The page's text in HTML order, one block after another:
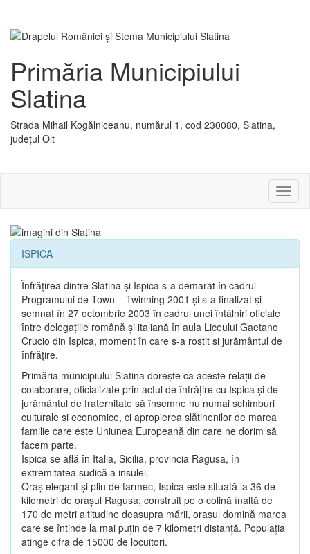
Primăria Municipiului
Slatina
Strada Mihail Kogălniceanu, numărul 1, cod 230080, Slatina,
județul Olt
sau
ISPICA
Înfrăţirea dintre Slatina şi Ispica s-a demarat în cadrul
Programului de Town – Twinning 2001 şi s-a finalizat şi
semnat în 27 octombrie 2003 în cadrul unei întâlniri oficiale
între delegaţiile română şi italiană în aula Liceului Gaetano
Crucio din Ispica, moment în care s-a rostit şi jurământul de
înfrăţire.
Primăria municipiului Slatina doreşte ca aceste relaţii de
colaborare, oficializate prin actul de înfrăţire cu Ispica şi de
jurământul de fraternitate să însemne nu numai schimburi
culturale şi economice, ci apropierea slătinenilor de marea
familie care este Uniunea Europeană din care ne dorim să
facem parte.
Ispica se află în Italia, Sicilia, provincia Ragusa, în
extremitatea sudică a insulei.
Oraş elegant şi plin de farmec, Ispica este situată la 36 de
kilometri de oraşul Ragusa; construit pe o colină înaltă de
170 de metri altitudine deasupra mării, oraşul domină marea
care se întinde la mai puţin de 7 kilometri distanţă. Populaţia
atinge cifra de 15000 de locuitori.